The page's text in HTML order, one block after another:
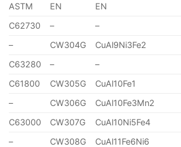
ASTM EN EN
C62730
– –
–
CW304G CuAl9Ni3Fe2
C63280
– –
C61800
CW305G CuAl10Fe1
–
CW306G CuAl10Fe3Mn2
C63000
CW307G CuAl10Ni5Fe4
–
CW308G CuAl11Fe6Ni6